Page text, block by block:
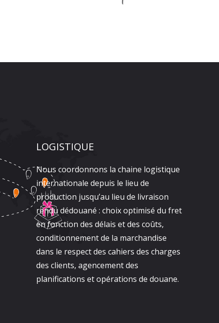
LOGISTIQUE
Nous coordonnons la chaine logistique
internationale depuis le lieu de
production jusqu’au lieu de livraison
rendu dédouané : choix optimisé du fret
en fonction des délais et des coûts,
conditionnement de la marchandise
dans le respect des cahiers des charges
des clients, agencement des
planifications et opérations de douane.